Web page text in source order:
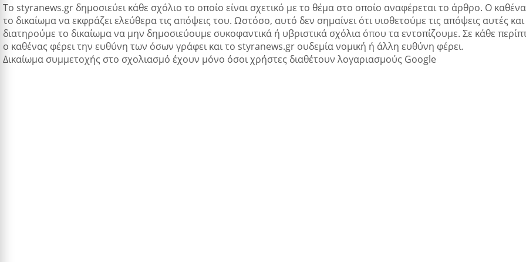
Tο styranews.gr δημοσιεύει κάθε σχόλιο το οποίο είναι σχετικό με το θέμα στο οποίο αναφέρεται το άρθρο. Ο
το δικαίωμα να εκφράζει ελεύθερα τις απόψεις του. Ωστόσο, αυτό δεν σημαίνει ότι υιοθετούμε τις απόψεις αυτές και
διατηρούμε το δικαίωμα να μην δημοσιεύουμε συκοφαντικά ή υβριστικά σχόλια όπου τα εντοπίζουμε. Σε κάθε
ο καθένας φέρει την ευθύνη των όσων γράφει και το styranews.gr ουδεμία νομική ή άλλη ευθύνη φέρει.
Δικαίωμα συμμετοχής στο σχολιασμό έχουν μόνο όσοι χρήστες διαθέτουν λογαριασμούς Google